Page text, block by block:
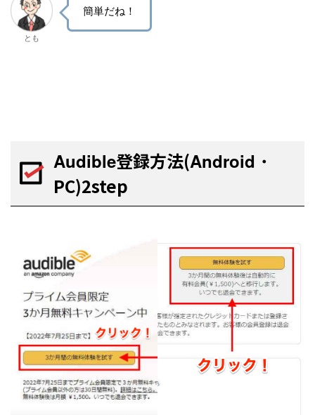
とも
簡単だね！
Audible登録方法(Android・
PC)2step